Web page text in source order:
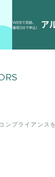
コンプライアンス